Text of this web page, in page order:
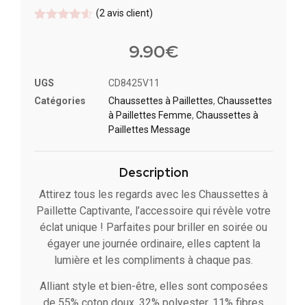
(2 avis client)
9.90€
UGS
CD8425V11
Catégories
Chaussettes à Paillette​s, Chaussettes
à Paillettes Femme, Chaussettes à
Paillettes Message​
Description
Attirez tous les regards avec les Chaussettes à
Paillette Captivante, l’accessoire qui révèle votre
éclat unique ! Parfaites pour briller en soirée ou
égayer une journée ordinaire, elles captent la
lumière et les compliments à chaque pas.
Alliant style et bien-être, elles sont composées